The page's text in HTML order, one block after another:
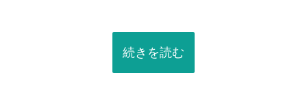
続きを読む